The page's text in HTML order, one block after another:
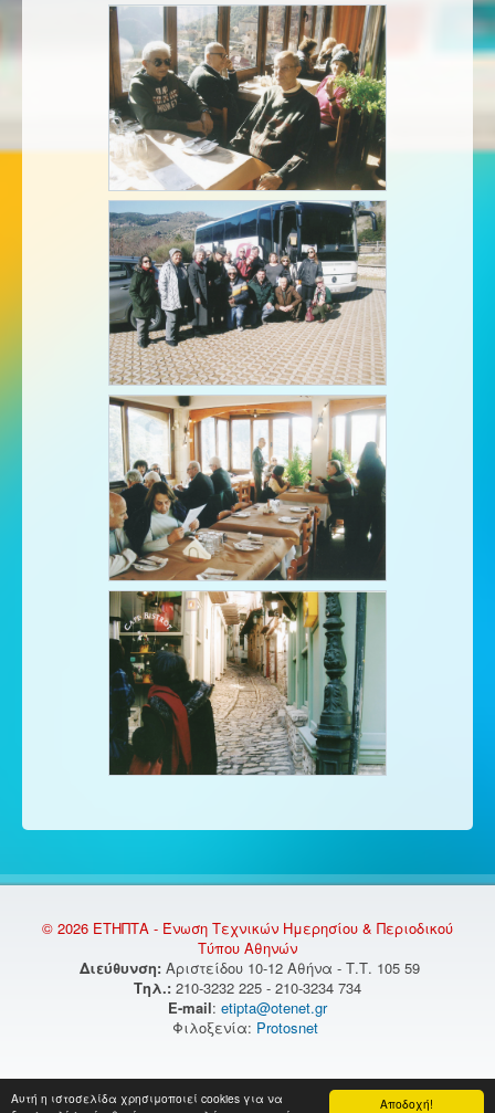
Αποδοχή!
Αυτή η ιστοσελίδα χρησιμοποιεί cookies για να
© 2026 ΕΤΗΠΤΑ - Ένωση Τεχνικών Ημερησίου & Περιοδικού
Τύπου Αθηνών
Διεύθυνση: Αριστείδου 10-12 Αθήνα - Τ.Τ. 105 59
Τηλ.: 210-3232 225 - 210-3234 734
E-mail: etipta@otenet.gr
Φιλοξενία: Protosnet